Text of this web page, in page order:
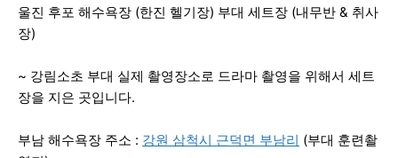
울진 후포 해수욕장 (한진 헬기장) 부대 세트장 (내무반 & 취사
장)
~ 강림소초 부대 실제 촬영장소로 드라마 촬영을 위해서 세트
장을 지은 곳입니다.
부남 해수욕장 주소 : 강원 삼척시 근덕면 부남리 (부대 훈련촬